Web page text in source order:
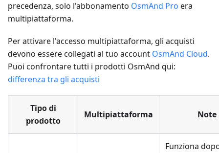
precedenza, solo l'abbonamento OsmAnd Pro era
multipiattaforma.
Per attivare l'accesso multipiattaforma, gli acquisti
devono essere collegati al tuo account OsmAnd Cloud.
Puoi confrontare tutti i prodotti OsmAnd qui:
differenza tra gli acquisti
Tipo di
prodotto
Multipiattaforma Note
Funziona